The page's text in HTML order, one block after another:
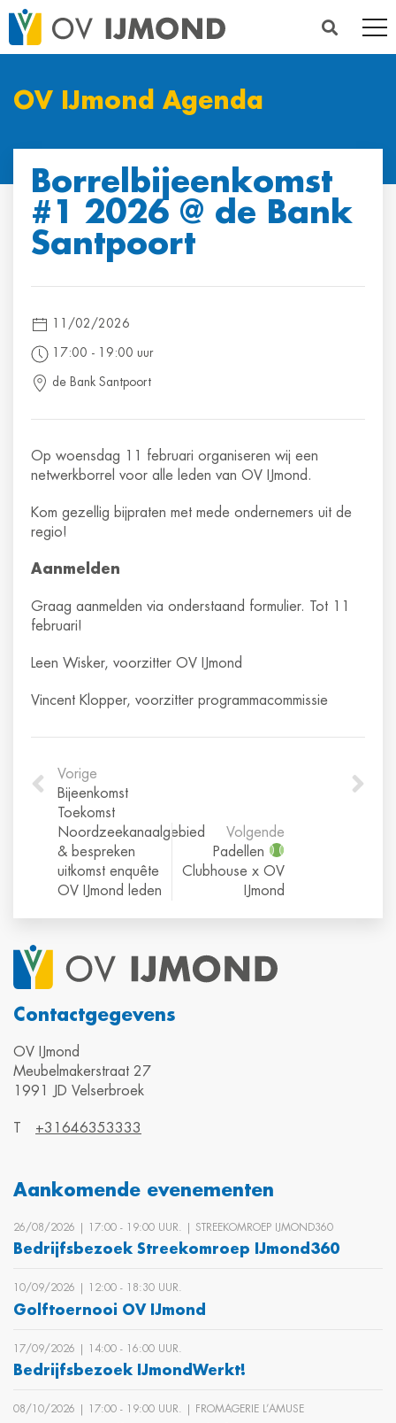
OV IJmond Agenda
Borrelbijeenkomst
#1 2026 @ de Bank
Santpoort
11/02/2026
17:00 ‐ 19:00 uur
de Bank Santpoort
Op woensdag 11 februari organiseren wij een
netwerkborrel voor alle leden van OV IJmond.
Kom gezellig bijpraten met mede ondernemers uit de
regio!
Aanmelden
Graag aanmelden via onderstaand formulier. Tot 11
februari!
Leen Wisker, voorzitter OV IJmond
Vincent Klopper, voorzitter programmacommissie
Vorige
Bijeenkomst
Toekomst
Noordzeekanaalgebied
& bespreken
uitkomst enquête
OV IJmond leden
Volgende
Padellen
Clubhouse x OV
IJmond
Contactgegevens
OV IJmond
Meubelmakerstraat 27
1991 JD Velserbroek
T +31646353333
Aankomende evenementen
26/08/2026 | 17:00 ‐ 19:00 UUR. | STREEKOMROEP IJMOND360
Bedrijfsbezoek Streekomroep IJmond360
10/09/2026 | 12:00 ‐ 18:30 UUR.
Golftoernooi OV IJmond
17/09/2026 | 14:00 ‐ 16:00 UUR.
Bedrijfsbezoek IJmondWerkt!
08/10/2026 | 17:00 ‐ 19:00 UUR. | FROMAGERIE L’AMUSE